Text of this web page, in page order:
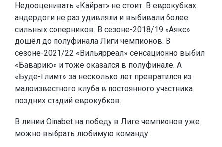
Недооценивать «Кайрат» не стоит. В еврокубках
андердоги не раз удивляли и выбивали более
сильных соперников. В сезоне-2018/19 «Аякс»
дошёл до полуфинала Лиги чемпионов. В
сезоне-2021/22 «Вильярреал» сенсационно выбил
«Баварию» и тоже оказался в полуфинале. А
«Будё-Глимт» за несколько лет превратился из
малоизвестного клуба в постоянного участника
поздних стадий еврокубков.
В линии Oinabet на победу в Лиге чемпионов уже
можно выбрать любимую команду.